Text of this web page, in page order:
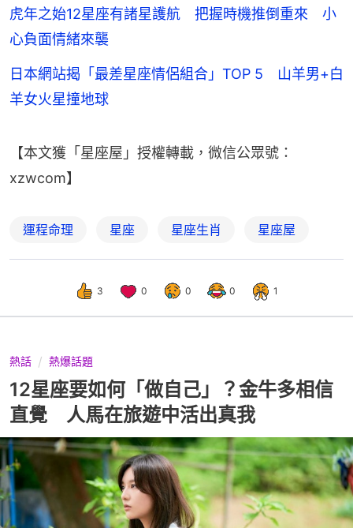
虎年之始12星座有諸星護航 把握時機推倒重來 小
心負面情緒來襲
日本網站揭「最差星座情侶組合」TOP 5 山羊男+白
羊女火星撞地球
【本文獲「星座屋」授權轉載，微信公眾號：
xzwcom】
運程命理 星座 星座生肖 星座屋
3 0 0 0 1
熱話 熱爆話題
12星座要如何「做自己」？金牛多相信
直覺 人馬在旅遊中活出真我